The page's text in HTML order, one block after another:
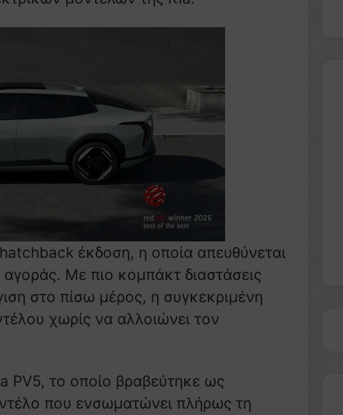
έκδοση, η οποία απευθύνεται
Με πιο κομπάκτ διαστάσεις
στο πίσω μέρος, η συγκεκριμένη
χωρίς να αλλοιώνει τον
PV5, το οποίο βραβεύτηκε ως
που ενσωματώνει πλήρως τη